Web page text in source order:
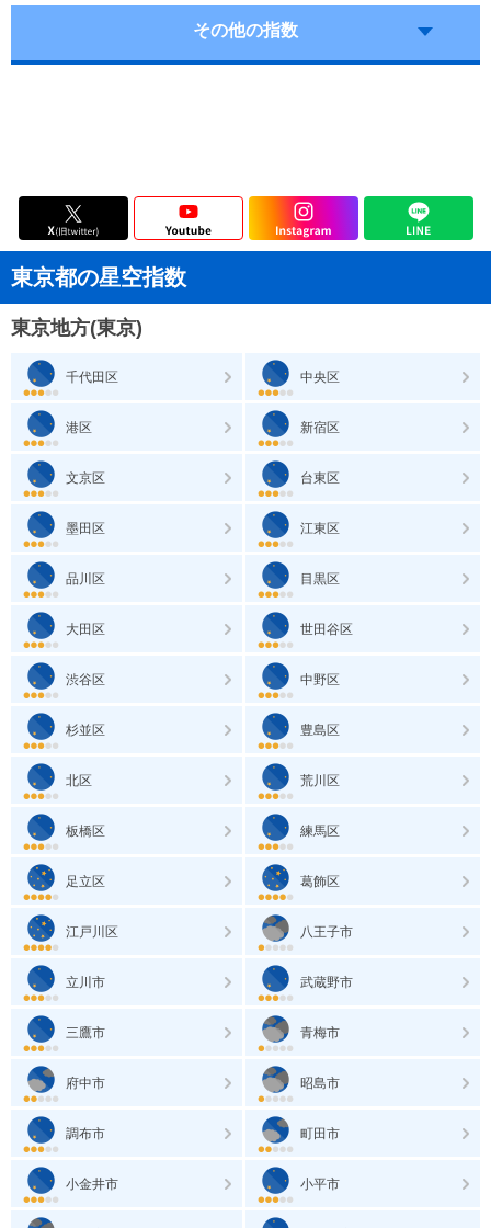
その他の指数
東京都の星空指数
東京地方(東京)
千代田区 中央区
港区 新宿区
文京区 台東区
墨田区 江東区
品川区 目黒区
大田区 世田谷区
渋谷区 中野区
杉並区 豊島区
北区 荒川区
板橋区 練馬区
足立区 葛飾区
江戸川区 八王子市
立川市 武蔵野市
三鷹市 青梅市
府中市 昭島市
調布市 町田市
小金井市 小平市